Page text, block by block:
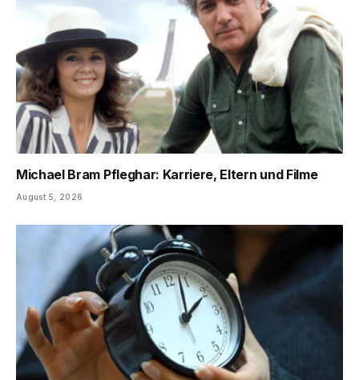
Michael Bram Pfleghar: Karriere, Eltern und Filme
August 5, 2026